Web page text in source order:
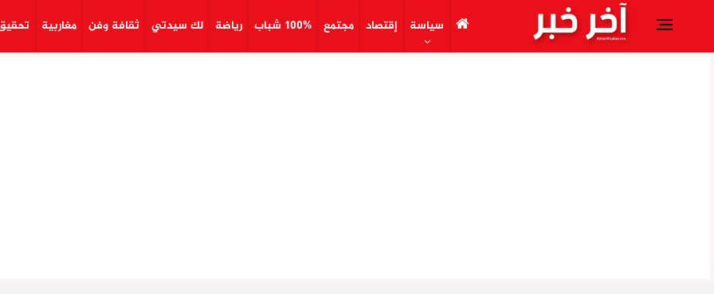
سياسة إقتصاد مجتمع 100% شباب رياضة لك سيدتي ثقافة وفن مغاربية